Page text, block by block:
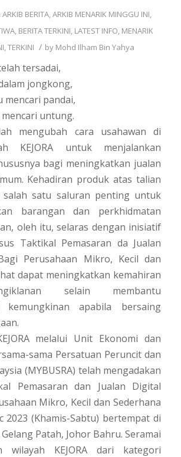
ARKIB BERITA,ARKIB MENARIK MINGGU INI,
, BERITA TERKINI, LATEST INFO, MENARIK
,TERKINI / by Mohd Ilham Bin Yahya
tersadai,
jongkong,
mencari pandai,
untung.
mengubah cara usahawan di
KEJORA untuk menjalankan
bagi meningkatkan jualan
Kehadiran produk atas talian
salah satu saluran penting untuk
barangan dan perkhidmatan
oleh itu, selaras dengan inisiatif
Taktikal Pemasaran da Jualan
Perusahaan Mikro, Kecil dan
dapat meningkatkan kemahiran
selain membantu
kemungkinan apabila bersaing
melalui Unit Ekonomi dan
sama Persatuan Peruncit dan
(MYBUSRA) telah mengadakan
Pemasaran dan Jualan Digital
Mikro, Kecil dan Sederhana
2023 (Khamis-Sabtu) bertempat di
Patah, Johor Bahru. Seramai
wilayah KEJORA dari kategori